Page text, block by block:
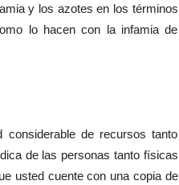
y los azotes en los términos
lo hacen con la infamia de
de recursos tanto
de las personas tanto físicas
usted cuente con una copia de